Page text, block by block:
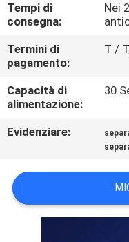
NOTIZIE
E
CONOSCENZE
DEL
SITO
Tempi di
consegna:
Nei
Termini di
pagamento:
T /
Capacità di
alimentazione:
30
Evidenziare: